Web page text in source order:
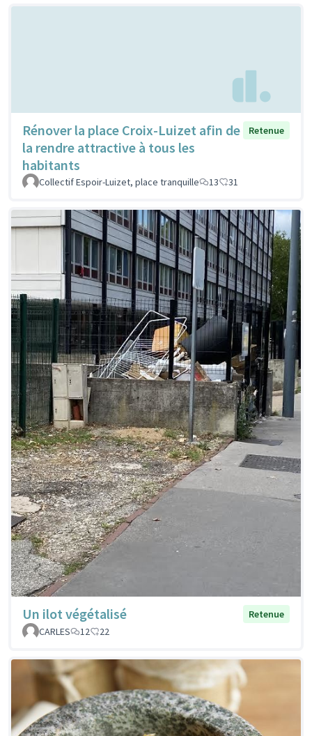
Rénover la place Croix-Luizet afin de
la rendre attractive à tous les
habitants
Retenue
Collectif Espoir-Luizet, place tranquille 13 31
Un ilot végétalisé
Retenue
CARLES
12 22